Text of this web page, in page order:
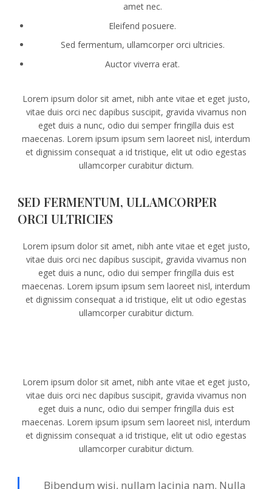
amet nec.
Eleifend posuere.
Sed fermentum, ullamcorper orci ultricies.
Auctor viverra erat.
Lorem ipsum dolor sit amet, nibh ante vitae et eget justo,
vitae duis orci nec dapibus suscipit, gravida vivamus non
eget duis a nunc, odio dui semper fringilla duis est
maecenas. Lorem ipsum ipsum sem laoreet nisl, interdum
et dignissim consequat a id tristique, elit ut odio egestas
ullamcorper curabitur dictum.
SED FERMENTUM, ULLAMCORPER
ORCI ULTRICIES
Lorem ipsum dolor sit amet, nibh ante vitae et eget justo,
vitae duis orci nec dapibus suscipit, gravida vivamus non
eget duis a nunc, odio dui semper fringilla duis est
maecenas. Lorem ipsum ipsum sem laoreet nisl, interdum
et dignissim consequat a id tristique, elit ut odio egestas
ullamcorper curabitur dictum.
Lorem ipsum dolor sit amet, nibh ante vitae et eget justo,
vitae duis orci nec dapibus suscipit, gravida vivamus non
eget duis a nunc, odio dui semper fringilla duis est
maecenas. Lorem ipsum ipsum sem laoreet nisl, interdum
et dignissim consequat a id tristique, elit ut odio egestas
ullamcorper curabitur dictum.
Bibendum wisi, nullam lacinia nam. Nulla